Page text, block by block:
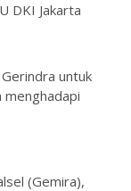
DKI Jakarta
untuk
menghadapi
(Gemira),